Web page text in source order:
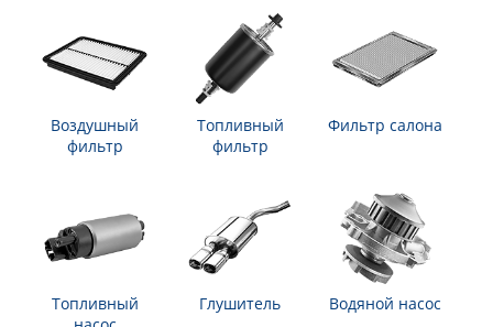
Воздушный
фильтр
Топливный
фильтр
Фильтр салона
Топливный
Глушитель Водяной насос